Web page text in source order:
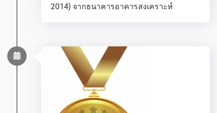
2014) จากธนาคารอาคารสงเคราะห์